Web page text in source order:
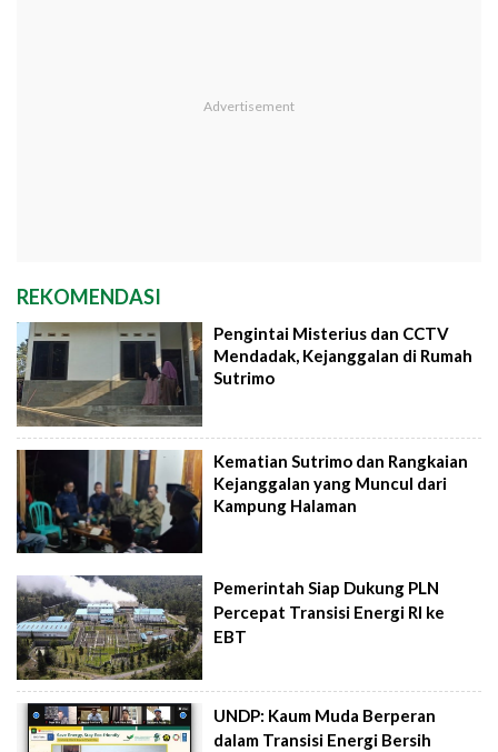
REKOMENDASI
Pengintai Misterius dan CCTV
Mendadak, Kejanggalan di Rumah
Sutrimo
Kematian Sutrimo dan Rangkaian
Kejanggalan yang Muncul dari
Kampung Halaman
Pemerintah Siap Dukung PLN
Percepat Transisi Energi RI ke
EBT
UNDP: Kaum Muda Berperan
dalam Transisi Energi Bersih